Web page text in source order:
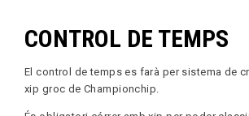
CONTROL DE TEMPS
El control de temps es farà per sistema de
xip groc de Championchip.